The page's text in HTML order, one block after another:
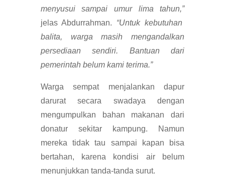
menyusui sampai umur lima tahun,”
jelas Abdurrahman. “Untuk kebutuhan
balita, warga masih mengandalkan
persediaan sendiri. Bantuan dari
pemerintah belum kami terima.”
Warga sempat menjalankan dapur
darurat secara swadaya dengan
mengumpulkan bahan makanan dari
donatur sekitar kampung. Namun
mereka tidak tau sampai kapan bisa
bertahan, karena kondisi air belum
menunjukkan tanda-tanda surut.